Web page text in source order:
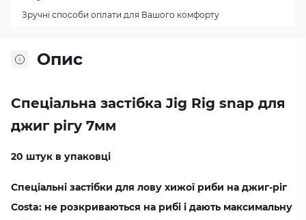
Опис
Спеціальна застібка Jig Rig snap для
джиг рігу 7мм
20 штук в упаковці
Спеціальні застібки для лову хижої риби на джиг-ріг
Costa: не розкриваються на рибі і дають максимальну
Зручні способи оплати для Вашого комфорту